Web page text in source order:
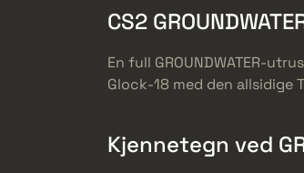
CS2
En full GROUNDWATER-
Glock-18 med den
Kjennetegn ved